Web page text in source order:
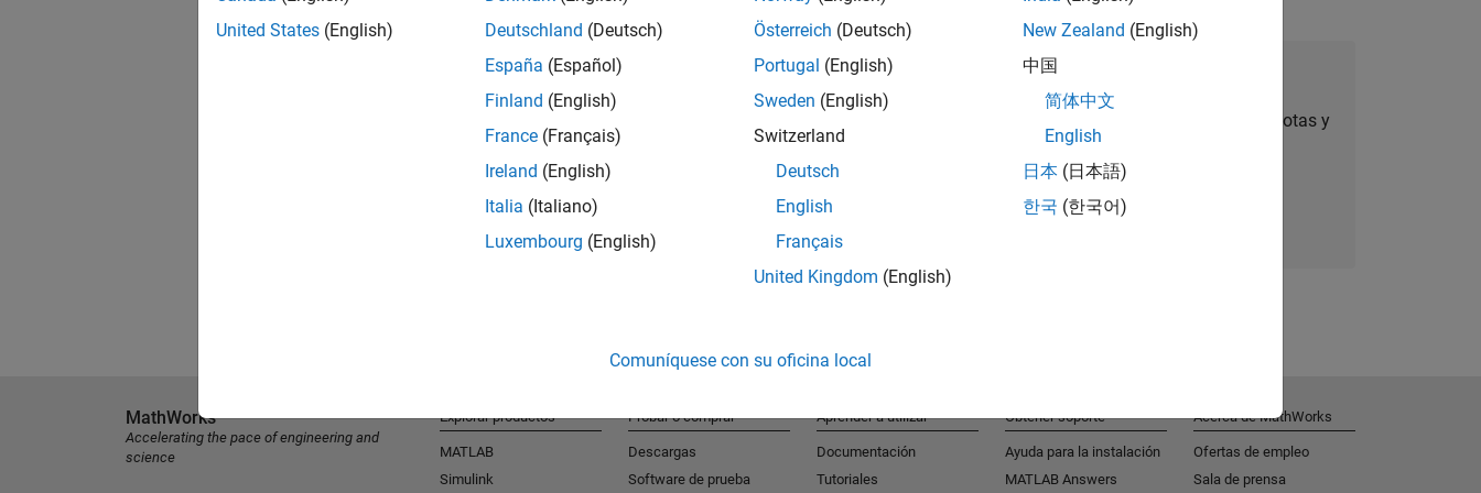
Súmese a Talent Network
Reciba alertas de empleo personalizadas, anécdotas y
noticias sobre la empresa.
Súmese hoy mismo
United States (English)
Deutschland (Deutsch)
España (Español)
Finland (English)
France (Français)
Ireland (English)
Italia (Italiano)
Luxembourg (English)
Österreich (Deutsch)
Portugal (English)
Sweden (English)
Switzerland
Deutsch
English
Français
United Kingdom (English)
New Zealand (English)
中国
简体中文
English
日本 (日本語)
한국 (한국어)
Comuníquese con su oficina local
MathWorks
Accelerating the pace of engineering and
science
Explorar productos
MATLAB
Simulink
Probar o comprar
Descargas
Software de prueba
Aprender a utilizar
Documentación
Tutoriales
Obtener soporte
Ayuda para la instalación
MATLAB Answers
Acerca de MathWorks
Ofertas de empleo
Sala de prensa